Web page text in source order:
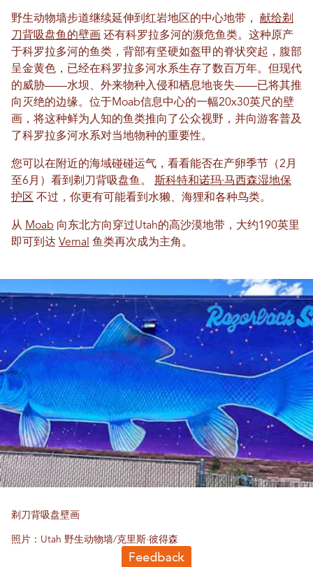
野生动物墙步道继续延伸到红岩地区的中心地带， 献给剃
刀背吸盘鱼的壁画 还有科罗拉多河的濒危鱼类。这种原产
于科罗拉多河的鱼类，背部有坚硬如盔甲的脊状突起，腹部
呈金黄色，已经在科罗拉多河水系生存了数百万年。但现代
的威胁——水坝、外来物种入侵和栖息地丧失——已将其推
向灭绝的边缘。位于Moab信息中心的一幅20x30英尺的壁
画，将这种鲜为人知的鱼类推向了公众视野，并向游客普及
了科罗拉多河水系对当地物种的重要性。
您可以在附近的海域碰碰运气，看看能否在产卵季节（2月
至6月）看到剃刀背吸盘鱼。 斯科特和诺玛·马西森湿地保
护区 不过，你更有可能看到水獭、海狸和各种鸟类。
从 Moab 向东北方向穿过Utah的高沙漠地带，大约190英里
即可到达 Vernal 鱼类再次成为主角。
剃刀背吸盘壁画
照片：Utah 野生动物墙/克里斯·彼得森